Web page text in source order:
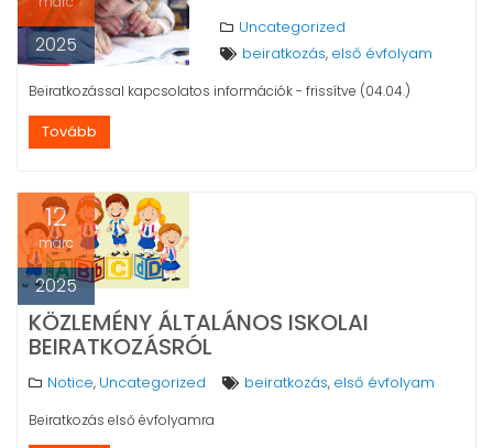
2025
Uncategorized
beiratkozás, első évfolyam
Beiratkozással kapcsolatos információk - frissítve (04.04.)
Tovább
12
márc
2025
KÖZLEMÉNY ÁLTALÁNOS ISKOLAI
BEIRATKOZÁSRÓL
Notice, Uncategorized beiratkozás, első évfolyam
Beiratkozás első évfolyamra